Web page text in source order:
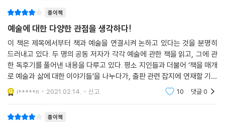
사유의 숲을 거닐다
‘책장’은 책을 이루고 있는 낱낱의 장(페이지)으로서의 책장(冊張)이기도
하고, 책을 넣어 보관하는 공간으로서의 책장(冊欌)이기도 하다. ‘번지
다’에는 넓게 옮아가거나 퍼져나간다는 뜻 외에도, ‘책장(冊張) 따위를 한
장씩 넘긴다’는 뜻이 있고, ‘다른 사람의 말을 옮겨 말하거나 글로 쓴다’는
뜻도 있다. 해석은 두 단어가 지닌 다양한 의미 범위 내에서, 어느 방향으로
든 열려 있다.
『책장을 번지다, 예술을 읽다』의 독자들은 두 저자가 책의 페이지, 즉 책장
종이책
예술에 대한 다양한 관점을 생각하다!
이 책은 제목에서부터 책과 예술을 연결시켜 논하고 있다는 것을 분명히
드러내고 있다. 두 명의 공동 저자가 각각 예술에 관한 책을 읽고, 그에 관
한 독후기를 풀어낸 내용을 다루고 있다. 평소 지인들과 더불어 ‘책을 매개
로 예술과 삶에 대한 이야기들’을 나누다가, 출판 관련 잡지에 연재할 기회
를 얻었다고 한다. 저자들은 약 2년 동안 예술에 관한 책들을 소개하는 서
평을 잡지에
i*****n 2021.02.14. 신고 10 댓글0
종이책